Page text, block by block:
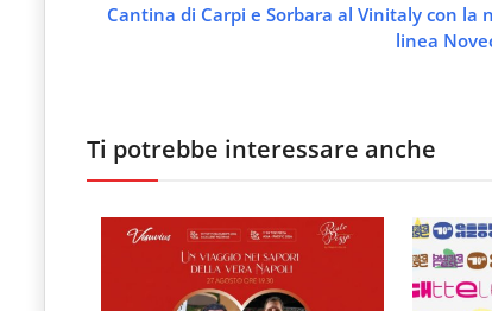
Cantina di Carpi e Sorbara al Vinitaly con la
linea
Ti potrebbe interessare anche